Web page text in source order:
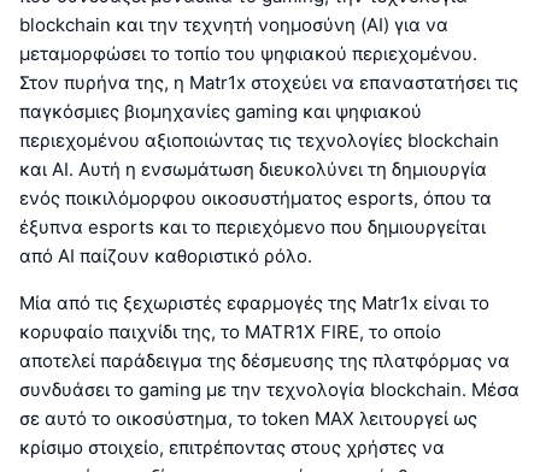
blockchain και την τεχνητή νοημοσύνη (AI) για να
μεταμορφώσει το τοπίο του ψηφιακού περιεχομένου.
Στον πυρήνα της, η Matr1x στοχεύει να επαναστατήσει τις
παγκόσμιες βιομηχανίες gaming και ψηφιακού
περιεχομένου αξιοποιώντας τις τεχνολογίες blockchain
και AI. Αυτή η ενσωμάτωση διευκολύνει τη δημιουργία
ενός ποικιλόμορφου οικοσυστήματος esports, όπου τα
έξυπνα esports και το περιεχόμενο που δημιουργείται
από AI παίζουν καθοριστικό ρόλο.
Μία από τις ξεχωριστές εφαρμογές της Matr1x είναι το
κορυφαίο παιχνίδι της, το MATR1X FIRE, το οποίο
αποτελεί παράδειγμα της δέσμευσης της πλατφόρμας να
συνδυάσει το gaming με την τεχνολογία blockchain. Μέσα
σε αυτό το οικοσύστημα, το token MAX λειτουργεί ως
κρίσιμο στοιχείο, επιτρέποντας στους χρήστες να